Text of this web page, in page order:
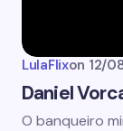
LulaFlixon 12/
Daniel
O banqueiro